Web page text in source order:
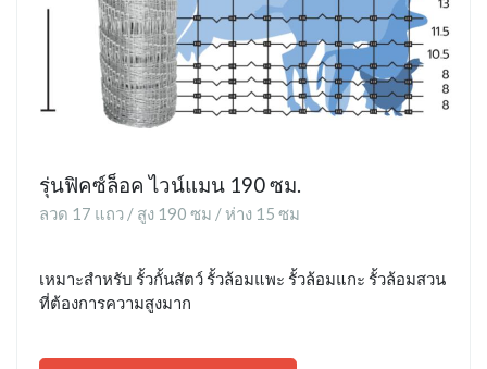
รุ่นฟิคซ์ล็อค ไวน์แมน 190 ซม.
ลวด 17 แถว / สูง 190 ซม / ห่าง 15 ซม
เหมาะสำหรับ รั้วกั้นสัตว์ รั้วล้อมแพะ รั้วล้อมแกะ รั้วล้อมสวน
ที่ต้องการความสูงมาก